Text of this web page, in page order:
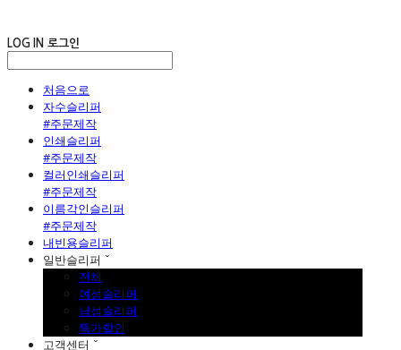
LOG IN 로그인
처음으로
자수슬리퍼
#주문제작
인쇄슬리퍼
#주문제작
컬러인쇄슬리퍼
#주문제작
이름각인슬리퍼
#주문제작
내빈용슬리퍼
일반슬리퍼 ˇ
전체
여성슬리퍼
남성슬리퍼
특가할인
고객센터 ˇ